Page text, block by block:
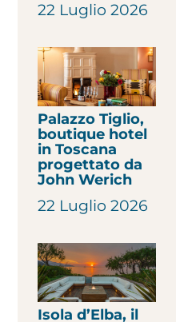
22 Luglio 2026
Palazzo Tiglio,
boutique hotel
in Toscana
progettato da
John Werich
22 Luglio 2026
Isola d’Elba, il